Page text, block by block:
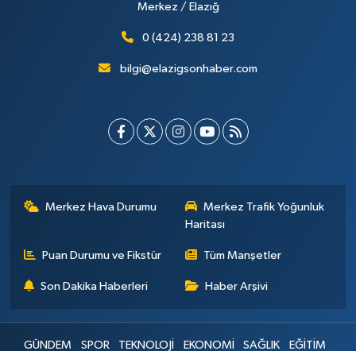
Merkez / Elazığ
0 (424) 238 81 23
bilgi@elazigsonhaber.com
Merkez Hava Durumu
Merkez Trafik Yoğunluk
Haritası
Puan Durumu ve Fikstür Tüm Manşetler
Son Dakika Haberleri Haber Arşivi
GÜNDEM SPOR TEKNOLOJİ EKONOMİ SAĞLIK EĞİTİM